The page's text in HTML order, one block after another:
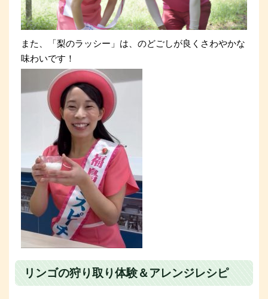
また、「梨のラッシー」は、のどごしが良くさわやかな
味わいです！
リンゴの狩り取り体験＆アレンジレシピ